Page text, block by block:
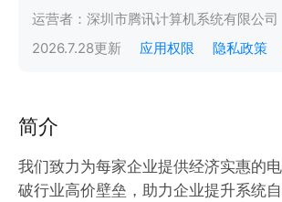
运营者： 深圳市腾讯计算机系统有限公司
2026.7.28更新 应用权限 隐私政策
简介
我们致力为每家企业提供经济实惠的
破行业高价壁垒，助力企业提升系统